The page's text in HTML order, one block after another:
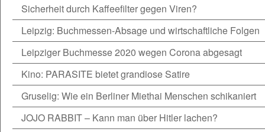
Sicherheit durch Kaffeefilter gegen Viren?
Leipzig: Buchmessen-Absage und wirtschaftliche Folgen
Leipziger Buchmesse 2020 wegen Corona abgesagt
Kino: PARASITE bietet grandiose Satire
Gruselig: Wie ein Berliner Miethai Menschen schikaniert
JOJO RABBIT – Kann man über Hitler lachen?